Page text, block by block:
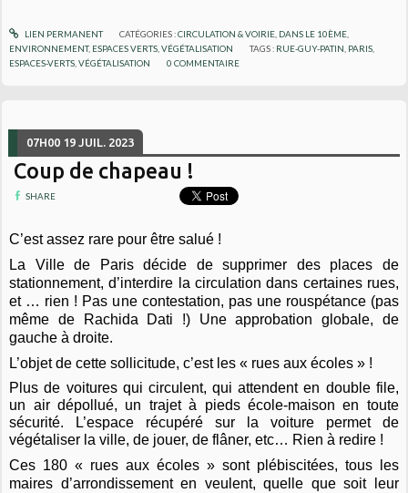
LIEN PERMANENT CATÉGORIES :CIRCULATION & VOIRIE, DANS LE 10ÈME,
ENVIRONNEMENT, ESPACES VERTS, VÉGÉTALISATION TAGS : RUE-GUY-PATIN PARIS
ESPACES-VERTS ,VÉGÉTALISATION 0 COMMENTAIRE
07H00 19 JUIL. 2023
Coup de chapeau !
SHARE
C’est assez rare pour être salué !
La Ville de Paris décide de supprimer des places de
stationnement, d’interdire la circulation dans certaines rues,
et … rien ! Pas une contestation, pas une rouspétance (pas
même de Rachida Dati !) Une approbation globale, de
gauche à droite.
L’objet de cette sollicitude, c’est les « rues aux écoles » !
Plus de voitures qui circulent, qui attendent en double file,
un air dépollué, un trajet à pieds école-maison en toute
sécurité. L’espace récupéré sur la voiture permet de
végétaliser la ville, de jouer, de flâner, etc… Rien à redire !
Ces 180 « rues aux écoles » sont plébiscitées, tous les
maires d’arrondissement en veulent, quelle que soit leur